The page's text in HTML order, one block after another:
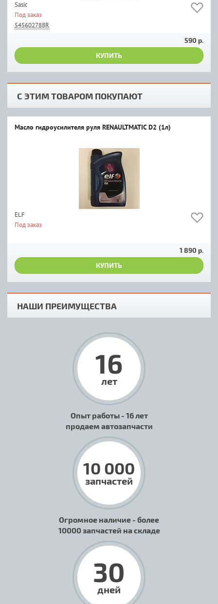
Sasic
Под заказ
545602788R
590 р.
КУПИТЬ
С ЭТИМ ТОВАРОМ ПОКУПАЮТ
Масло гидроусилителя руля RENAULTMATIC D2 (1л)
ELF
Под заказ
1 890 р.
КУПИТЬ
НАШИ ПРЕИМУЩЕСТВА
16
лет
Опыт работы - 16 лет
продаем автозапчасти
10 000
запчастей
Огромное наличие - более
10000 запчастей на складе
30
дней